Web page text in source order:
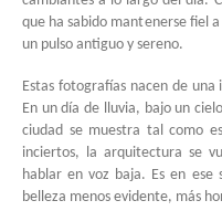
que ha sabido mantenerse fiel
un pulso antiguo y sereno.
Estas fotografías nacen de
En un día de lluvia, bajo un
ciudad se muestra tal como
inciertos, la arquitectura se
hablar en voz baja. Es en ese
belleza menos evidente, más